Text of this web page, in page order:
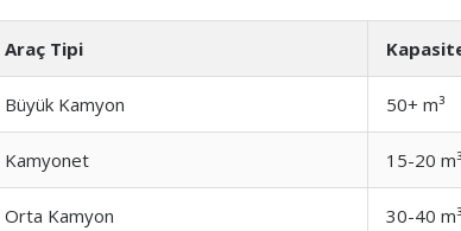
Araç Tipi
Büyük Kamyon 50+ m³
Kamyonet 15-20 m³
Orta Kamyon 30-40 m³